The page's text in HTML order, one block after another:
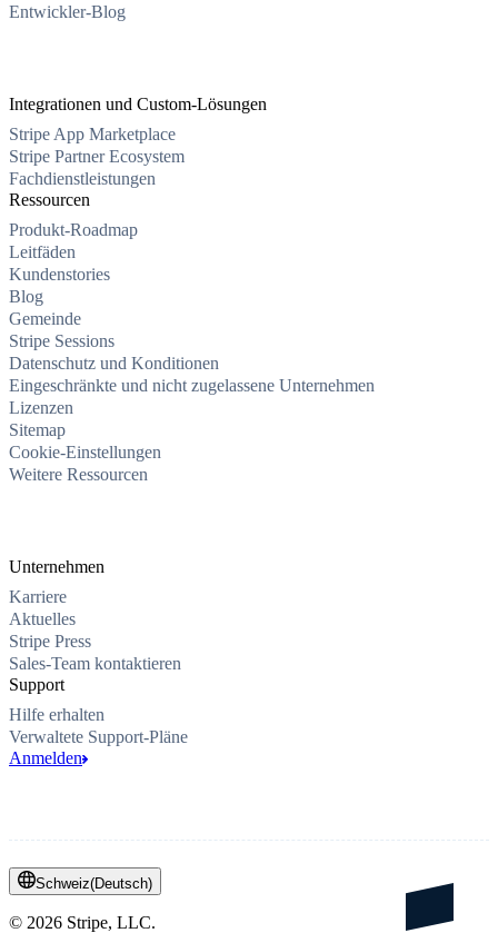
Entwickler-Blog
Integrationen und Custom-Lösungen
Stripe App Marketplace
Stripe Partner Ecosystem
Fachdienstleistungen
Ressourcen
Produkt-Roadmap
Leitfäden
Kundenstories
Blog
Gemeinde
Stripe Sessions
Datenschutz und Konditionen
Eingeschränkte und nicht zugelassene Unternehmen
Lizenzen
Sitemap
Cookie-Einstellungen
Weitere Ressourcen
Unternehmen
Karriere
Aktuelles
Stripe Press
Sales-Team kontaktieren
Support
Hilfe erhalten
Verwaltete Support-Pläne
Anmelden
Schweiz(Deutsch)
© 2026 Stripe, LLC.